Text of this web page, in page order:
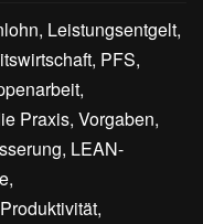
Leistungsentgelt,
PFS,
Praxis, Vorgaben,
LEAN-